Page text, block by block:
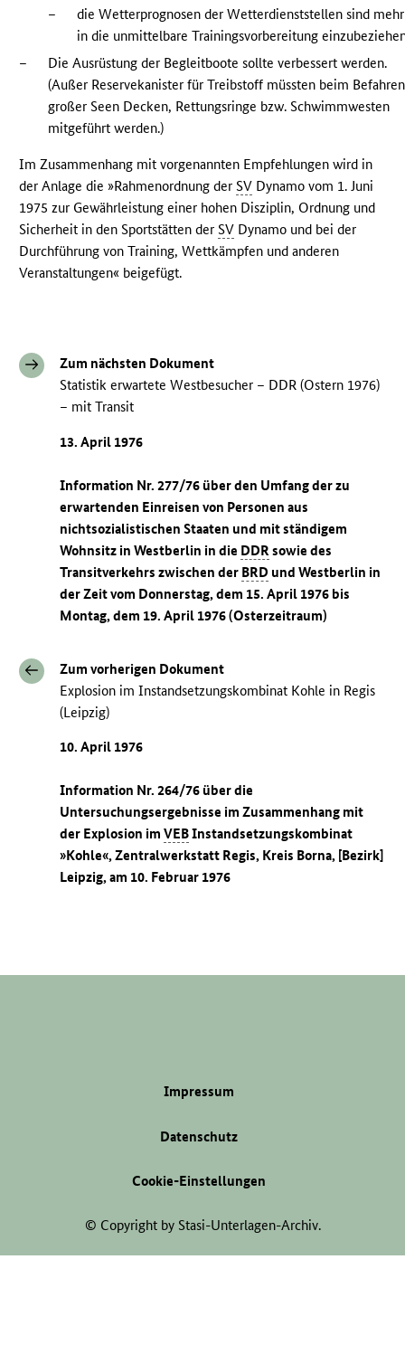
–
die Wetterprognosen der Wetterdienststellen sind mehr
in die unmittelbare Trainingsvorbereitung
–
Die Ausrüstung der Begleitboote sollte verbessert werden.
(Außer Reservekanister für Treibstoff müssten beim Befahren
großer Seen Decken, Rettungsringe bzw. Schwimmwesten
mitgeführt werden.)
Im Zusammenhang mit vorgenannten Empfehlungen wird in
der Anlage die »Rahmenordnung derSV Dynamo vom 1. Juni
1975 zur Gewährleistung einer hohen Disziplin, Ordnung und
Sicherheit in den Sportstätten derSV Dynamo und bei der
Durchführung von Training, Wettkämpfen und anderen
Veranstaltungen« beigefügt.
Zum nächsten Dokument
Statistik erwartete Westbesucher – DDR (Ostern 1976)
– mit Transit
13. April 1976
Information Nr. 277/76 über den Umfang der zu
erwartenden Einreisen von Personen aus
nichtsozialistischen Staaten und mit ständigem
Wohnsitz in Westberlin in die DDR sowie des
Transitverkehrs zwischen der BRD und Westberlin in
der Zeit vom Donnerstag, dem 15. April 1976 bis
Montag, dem 19. April 1976 (Osterzeitraum)
Zum vorherigen Dokument
Explosion im Instandsetzungskombinat Kohle in Regis
(Leipzig)
10. April 1976
Information Nr. 264/76 über die
Untersuchungsergebnisse im Zusammenhang mit
der Explosion imVEBInstandsetzungskombinat
»Kohle«, Zentralwerkstatt Regis, Kreis Borna, [Bezirk]
Leipzig, am 10. Februar 1976
Impressum
Datenschutz
Cookie-Einstellungen
© Copyright by Stasi-Unterlagen-Archiv.